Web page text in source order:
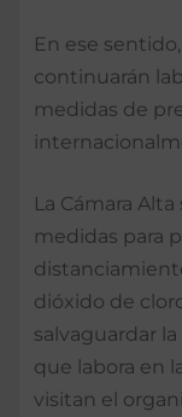
En ese
continuarán
medidas de
La Cámara
medidas para
dióxido de
salvaguardar
que labora en
visitan el